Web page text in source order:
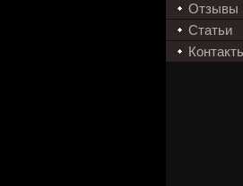
Отзывы
Статьи